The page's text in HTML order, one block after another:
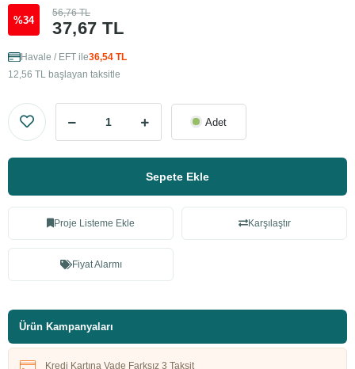
%34 37,67 TL
56,76 TL
Havale / EFT ile36,54 TL
12,56 TL başlayan taksitle
Adet
Sepete Ekle
Proje Listeme Ekle Karşılaştır
Fiyat Alarmı
Ürün Kampanyaları
Kredi Kartına Vade Farksız 3 Taksit